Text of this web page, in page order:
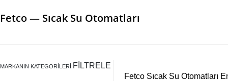
Fetco — Sıcak Su Otomatları
MARKANIN KATEGORILERI FİLTRELE
Fetco Sıcak Su Otomatları